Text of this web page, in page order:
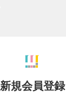
新規会員登録